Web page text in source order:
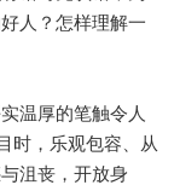
人？怎样理解一
温厚的笔触令人
时，乐观包容、从
沮丧，开放身